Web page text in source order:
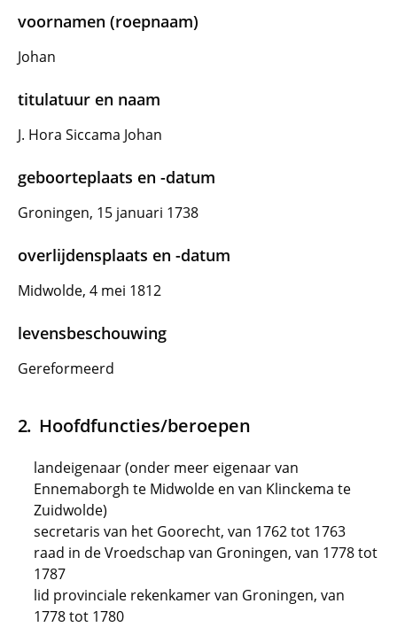
voornamen (roepnaam)
Johan
titulatuur en naam
J. Hora Siccama Johan
geboorteplaats en -datum
Groningen, 15 januari 1738
overlijdensplaats en -datum
Midwolde, 4 mei 1812
levensbeschouwing
Gereformeerd
Hoofdfuncties/beroepen
landeigenaar (onder meer eigenaar van
Ennemaborgh te Midwolde en van Klinckema te
Zuidwolde)
secretaris van het Goorecht, van 1762 tot 1763
raad in de Vroedschap van Groningen, van 1778 tot
1787
lid provinciale rekenkamer van Groningen, van
1778 tot 1780